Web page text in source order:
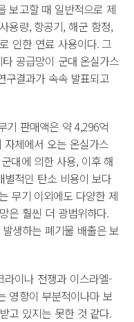
보고할 때 일반적으로 제
용량, 항공기, 해군 함정,
인한 연료 사용이다. 그
공급망이 군대 온실가스
구결과가 속속 발표되고
기 판매액은 약 4,296억
체에서 오는 온실가스
대에 의한 사용, 이후 해
적인 탄소 비용이 보다
무기 이외에도 다양한 제
은 훨씬 더 광범위하다.
생하는 폐기물 배출은 보
이나 전쟁과 이스라엘-
영향이 부분적이나마 보
고 있지는 못한 것 같다.